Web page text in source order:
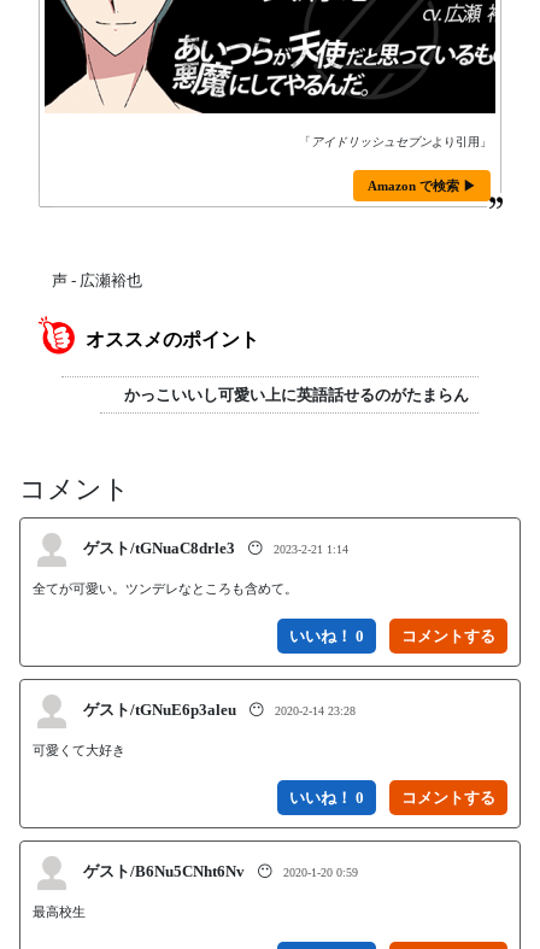
「 アイドリッシュセブンより引用」
Amazon で検索 ▶
声 - 広瀬裕也
オススメのポイント
かっこいいし可愛い上に英語話せるのがたまらん
コメント
ゲスト/tGNuaC8drle3 😶 2023-2-21 1:14
全てが可愛い。ツンデレなところも含めて。
いいね！ 0
ゲスト/tGNuE6p3aleu 😶 2020-2-14 23:28
可愛くて大好き
いいね！ 0
ゲスト/B6Nu5CNht6Nv 😶 2020-1-20 0:59
最高校生